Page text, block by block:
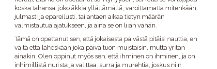
koska tahansa, joko äkkiä yllättämällä, varoittamatta mitenkään,
julmasti ja epäreilusti, tai antaen aikaa tietyn määrän
valmistautua ajatukseen, ja aina se on liian vähän.
Tämä on opettanut sen, että jokaisesta päivästä pitäisi nauttia, en
väitä että läheskään joka päivä tuon muistaisin, mutta yritän
ainakin. Olen oppinut myös sen, että ihminen on ihminen, ja on
inhimillistä nurista ja valittaa, surra ja murehtia, joskus niin